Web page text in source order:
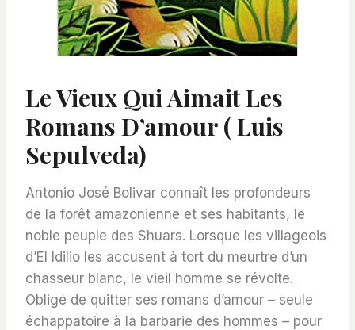
Le Vieux Qui Aimait Les
Romans D’amour ( Luis
Sepulveda)
Antonio José Bolivar connaît les profondeurs
de la forêt amazonienne et ses habitants, le
noble peuple des Shuars. Lorsque les villageois
d’El Idilio les accusent à tort du meurtre d’un
chasseur blanc, le vieil homme se révolte.
Obligé de quitter ses romans d’amour – seule
échappatoire à la barbarie des hommes – pour